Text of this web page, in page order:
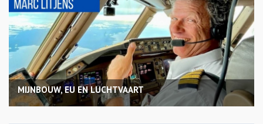
MIJNBOUW, EU EN LUCHTVAART